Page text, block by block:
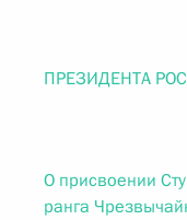
ПРЕЗИДЕНТА
О присвоении
ранга